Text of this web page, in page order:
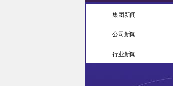
集团新闻
公司新闻
行业新闻